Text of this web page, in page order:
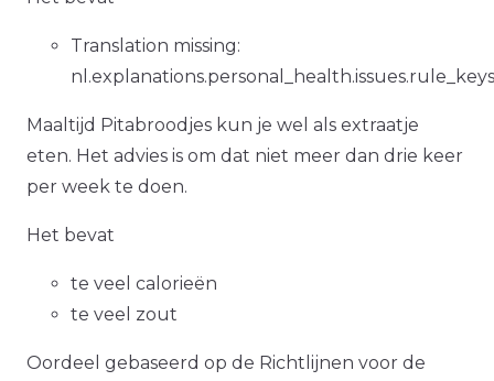
Translation missing:
Maaltijd Pitabroodjes kun je wel als extraatje
eten. Het advies is om dat niet meer dan drie keer
per week te doen.
Het bevat
te veel calorieën
te veel zout
Oordeel gebaseerd op de Richtlijnen voor de